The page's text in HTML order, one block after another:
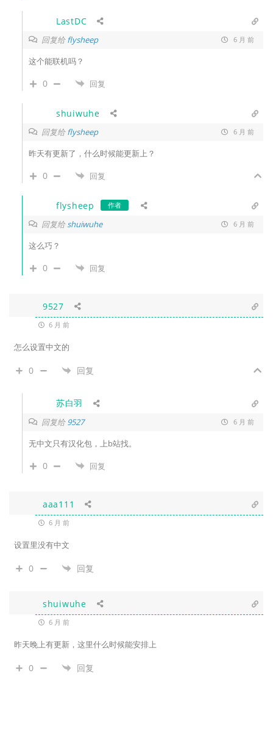
LastDC
回复给flysheep 6 月 前
这个能联机吗？
0 回复
shuiwuhe
回复给flysheep 6 月 前
昨天有更新了，什么时候能更新上？
0 回复
flysheep 作者
回复给shuiwuhe 6 月 前
这么巧？
0 回复
9527
6 月 前
怎么设置中文的
0 回复
苏白羽
回复给9527 6 月 前
无中文只有汉化包，上b站找。
0 回复
aaa111
6 月 前
设置里没有中文
0 回复
shuiwuhe
6 月 前
昨天晚上有更新，这里什么时候能安排上
0 回复